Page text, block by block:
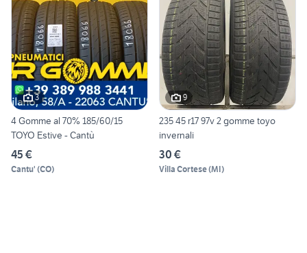
3
4 Gomme al 70% 185/60/15
TOYO Estive - Cantù
45 €
Cantu' (CO)
9
235 45 r17 97v 2 gomme toyo
invernali
30 €
Villa Cortese(MI)